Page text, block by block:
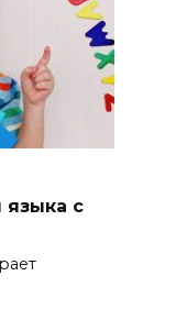
языка с